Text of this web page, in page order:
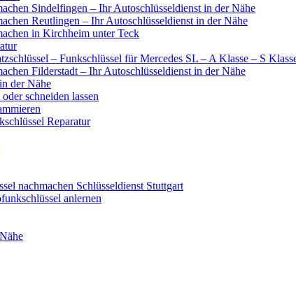
Sindelfingen – Ihr Autoschlüsseldienst in der Nähe
Reutlingen – Ihr Autoschlüsseldienst in der Nähe
in Kirchheim unter Teck
– Funkschlüssel für Mercedes SL – A Klasse – S
Filderstadt – Ihr Autoschlüsseldienst in der Nähe
der Nähe
schneiden lassen
Reparatur
nachmachen Schlüsseldienst Stuttgart
anlernen